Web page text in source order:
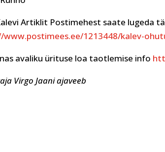
Artiklit Postimehest saate lugeda
1213448/kalev-
avaliku ürituse loa taotlemise info
Virgo Jaani ajaveeb